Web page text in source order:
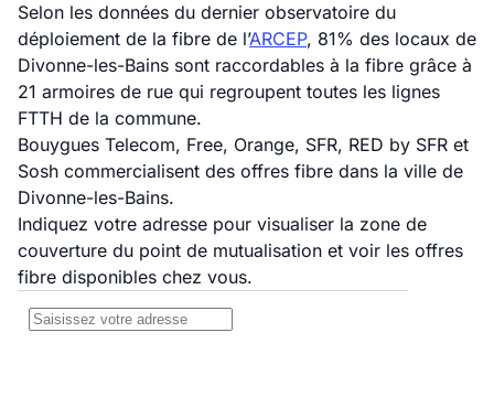
Selon les données du dernier observatoire du
déploiement de la fibre de l’ARCEP, 81% des locaux de
Divonne-les-Bains sont raccordables à la fibre grâce à
21 armoires de rue qui regroupent toutes les lignes
FTTH de la commune.
Bouygues Telecom, Free, Orange, SFR, RED by SFR et
Sosh commercialisent des offres fibre dans la ville de
Divonne-les-Bains.
Indiquez votre adresse pour visualiser la zone de
couverture du point de mutualisation et voir les offres
fibre disponibles chez vous.